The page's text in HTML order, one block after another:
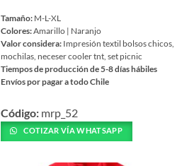
Tamaño: M-L-XL
Colores:Amarillo | Naranjo
Valor considera: Impresión textil bolsos chicos,
mochilas, neceser cooler tnt, set picnic
Tiempos de producción de 5-8 días hábiles
Envíos por pagar a todo Chile
producto
tiene
múltiples
Código: mrp_52
COTIZAR VÍA WHATSAPP